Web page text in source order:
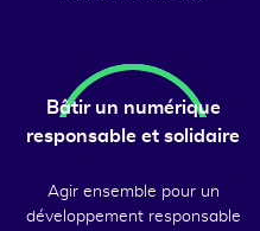
Bâtir un numérique
responsable et solidaire
Agir ensemble pour un
développement responsable